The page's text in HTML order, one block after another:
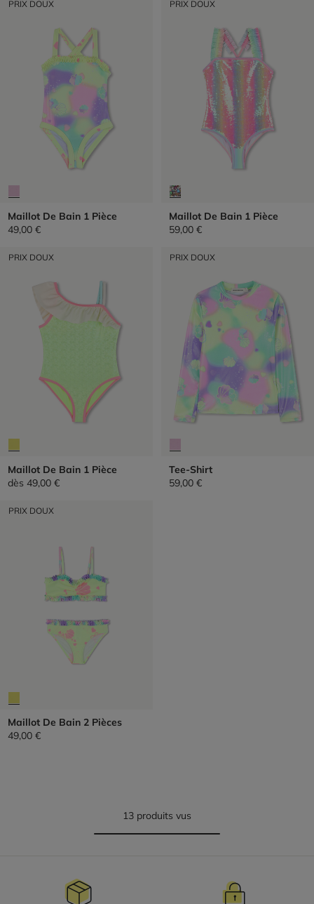
PRIX DOUX
Maillot De Bain 1 Pièce
49,00 €
PRIX DOUX
Maillot De Bain 1 Pièce
59,00 €
PRIX DOUX
Maillot De Bain 1 Pièce
dès 49,00 €
PRIX DOUX
Tee-Shirt
59,00 €
PRIX DOUX
Maillot De Bain 2 Pièces
49,00 €
13 produits vus